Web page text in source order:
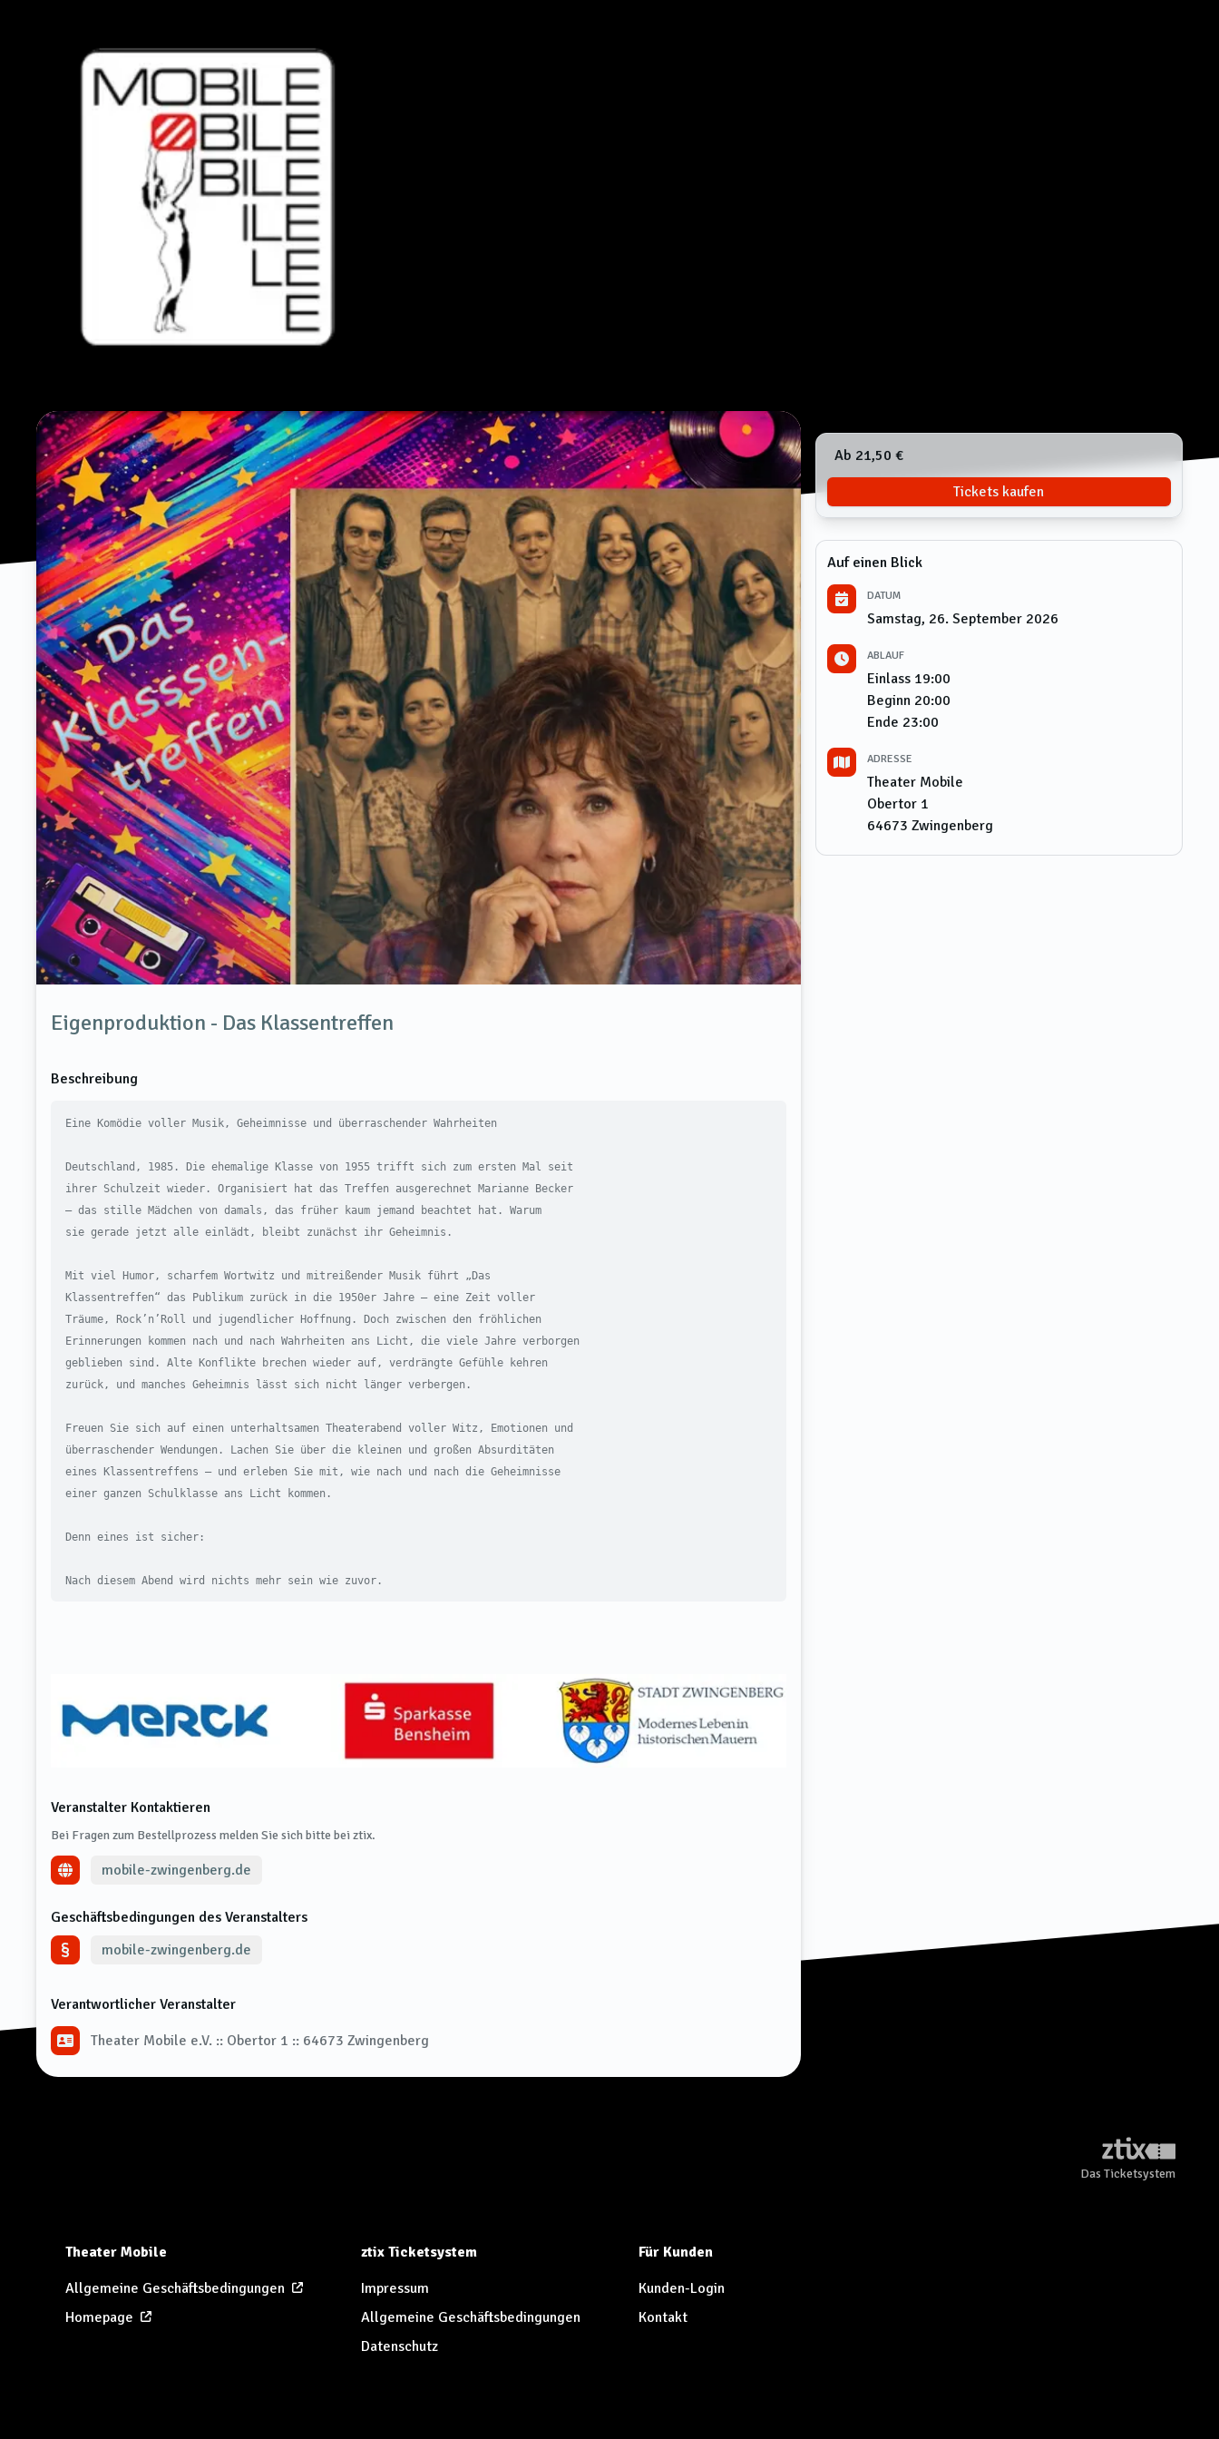
Eigenproduktion - Das Klassentreffen
Beschreibung
Eine Komödie voller Musik, Geheimnisse und überraschender Wahrheiten
Deutschland, 1985. Die ehemalige Klasse von 1955 trifft sich zum ersten Mal seit
ihrer Schulzeit wieder. Organisiert hat das Treffen ausgerechnet Marianne Becker
– das stille Mädchen von damals, das früher kaum jemand beachtet hat. Warum
sie gerade jetzt alle einlädt, bleibt zunächst ihr Geheimnis.
Mit viel Humor, scharfem Wortwitz und mitreißender Musik führt „Das
Klassentreffen“ das Publikum zurück in die 1950er Jahre – eine Zeit voller
Träume, Rock’n’Roll und jugendlicher Hoffnung. Doch zwischen den fröhlichen
Erinnerungen kommen nach und nach Wahrheiten ans Licht, die viele Jahre verborgen
geblieben sind. Alte Konflikte brechen wieder auf, verdrängte Gefühle kehren
zurück, und manches Geheimnis lässt sich nicht länger verbergen.
Freuen Sie sich auf einen unterhaltsamen Theaterabend voller Witz, Emotionen und
überraschender Wendungen. Lachen Sie über die kleinen und großen Absurditäten
eines Klassentreffens – und erleben Sie mit, wie nach und nach die Geheimnisse
einer ganzen Schulklasse ans Licht kommen.
Denn eines ist sicher:
Nach diesem Abend wird nichts mehr sein wie zuvor.
Veranstalter Kontaktieren
Bei Fragen zum Bestellprozess melden Sie sich bitte bei ztix.
mobile-zwingenberg.de
Geschäftsbedingungen des Veranstalters
mobile-zwingenberg.de
Verantwortlicher Veranstalter
Theater Mobile e.V. :: Obertor 1 :: 64673 Zwingenberg
Ab 21,50 €
Tickets kaufen
Auf einen Blick
DATUM
Samstag, 26. September 2026
ABLAUF
Einlass 19:00
Beginn 20:00
Ende 23:00
ADRESSE
Theater Mobile
Obertor 1
64673 Zwingenberg
Das Ticketsystem
Theater Mobile
Allgemeine Geschäftsbedingungen
Homepage
ztix Ticketsystem
Impressum
Allgemeine Geschäftsbedingungen
Datenschutz
Für Kunden
Kunden-Login
Kontakt